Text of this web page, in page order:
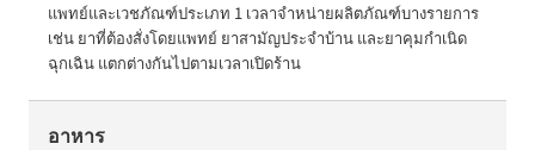
แพทย์และเวชภัณฑ์ประเภท 1 เวลาจำหน่ายผลิตภัณฑ์บางรายการ
เช่น ยาที่ต้องสั่งโดยแพทย์ ยาสามัญประจำบ้าน และยาคุมกำเนิด
ฉุกเฉิน แตกต่างกันไปตามเวลาเปิดร้าน
อาหาร